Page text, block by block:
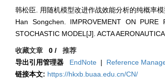
韩松臣. 用随机模型改进作战效能分析的纯概率
Han Songchen. IMPROVEMENT ON PURE
STOCHASTIC MODEL[J]. ACTA
收藏文章 0 /推荐
导出引用管理器
EndNote | Reference
链接本文: https://hkxb.buaa.edu.cn/CN/